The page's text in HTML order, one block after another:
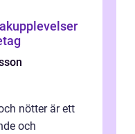
nötter är ett
och